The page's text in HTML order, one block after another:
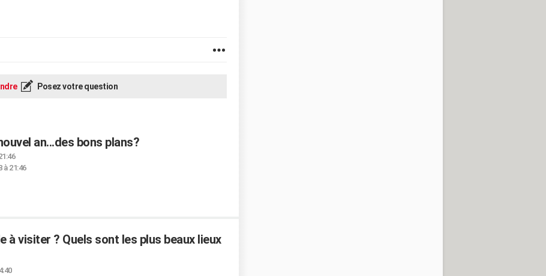
Posez votre question
an...des bons plans?
à 21:46
à visiter ? Quels sont les plus beaux lieux